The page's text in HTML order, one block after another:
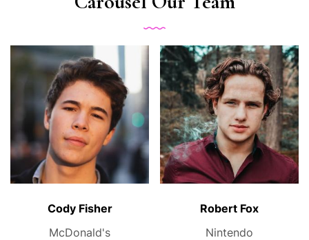
Cody Fisher
McDonald's
Robert Fox
Nintendo